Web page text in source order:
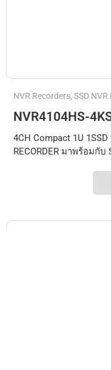
NVR Recorders, SSD
NVR4104HS-
4CH Compact 1U 1SSD
RECORDER มาพร้อมกับ